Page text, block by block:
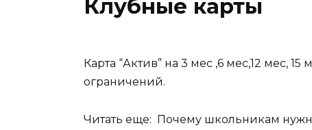
Клубные карты
Карта “Актив” на 3 мес ,6 мес,12 мес,
ограничений.
Читать еще: Почему школьникам